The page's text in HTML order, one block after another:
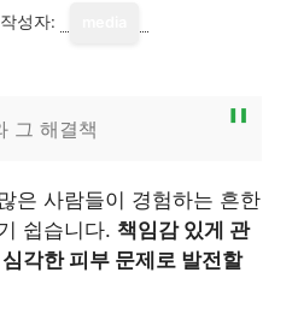
작성자:
그 해결책
은 사람들이 경험하는 흔한
쉽습니다. 책임감 있게 관
각한 피부 문제로 발전할